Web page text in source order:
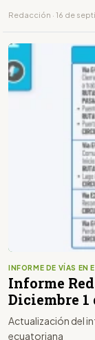
Redacción · 16 de
INFORME DE VÍAS EN
Informe
Diciembre 1
Actualización del
ecuatoriana